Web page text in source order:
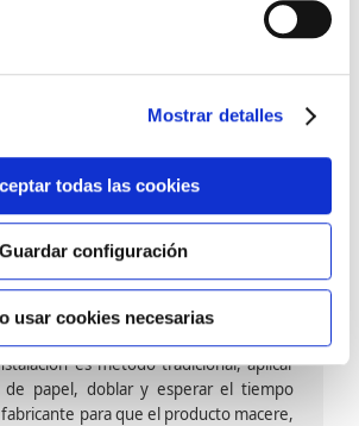
Mostrar detalles
todas las cookies
Guardar configuración
usar cookies necesarias
en base agua. En zonas de
proteger con placas, silestone,
en exceso dañaría el papel. Su
cola en la pared y tira en seco, sin
rápida y sencilla.
papel:
capa de papel sobre un soporte de
es método tradicional, aplicar
papel, doblar y esperar el tiempo
para que el producto macere,